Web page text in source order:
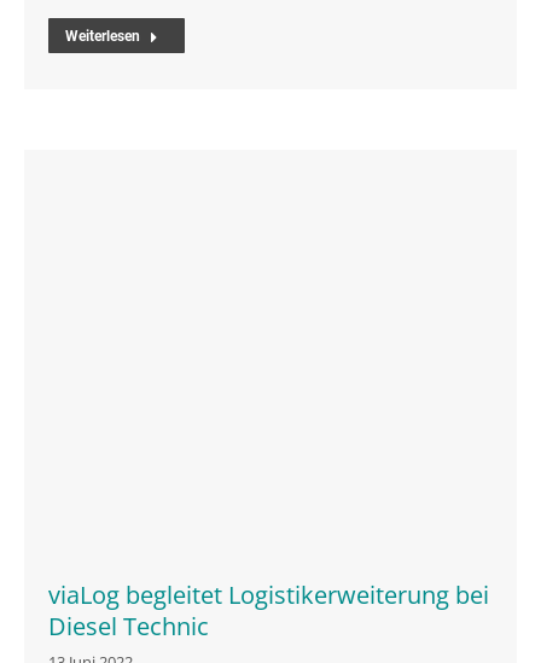
Weiterlesen
viaLog begleitet Logistikerweiterung bei
Diesel Technic